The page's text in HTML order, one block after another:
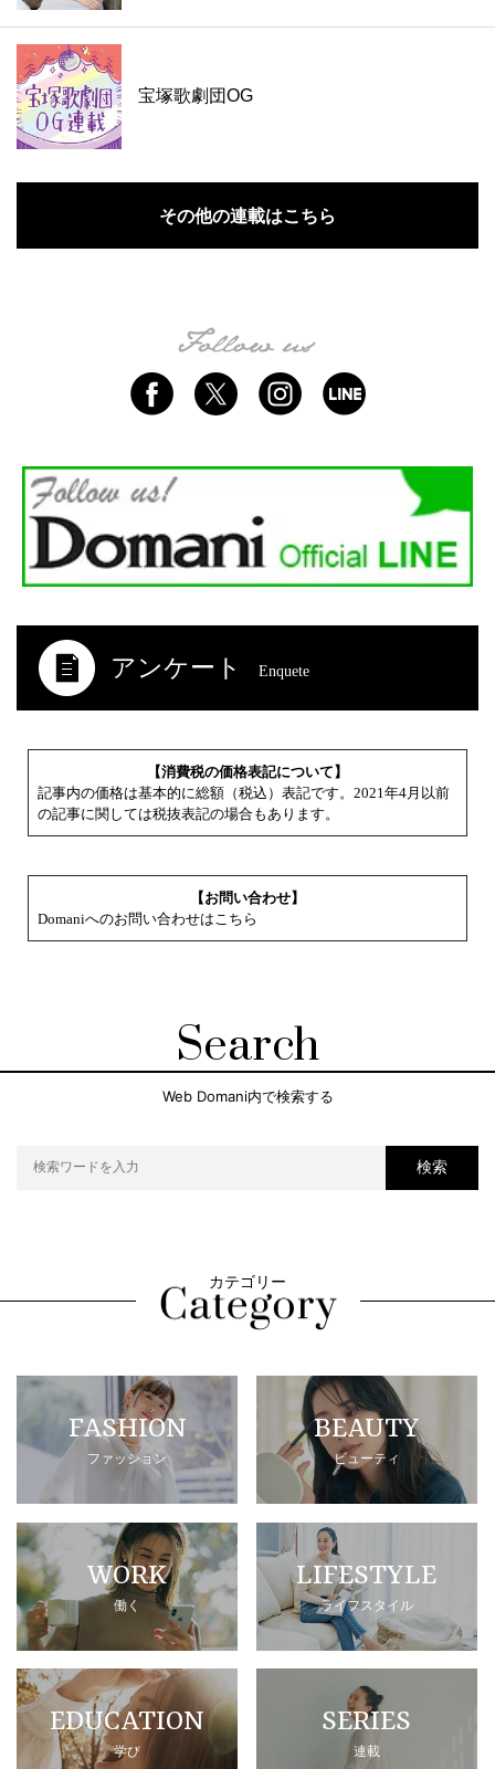
宝塚歌劇団OG
その他の連載はこちら
アンケート Enquete
【消費税の価格表記について】
記事内の価格は基本的に総額（税込）表記です。2021年4月以前
の記事に関しては税抜表記の場合もあります。
【お問い合わせ】
Domaniへのお問い合わせはこちら
Search
Web Domani内で検索する
検索
カテゴリー
FASHION
ファッション
BEAUTY
ビューティ
WORK
働く
LIFESTYLE
ライフスタイル
EDUCATION
学び
SERIES
連載